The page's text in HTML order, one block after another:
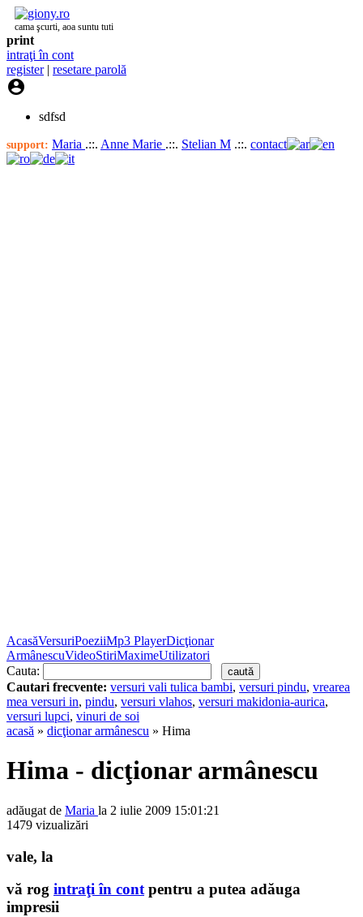
cama şcurti, aoa suntu tuti
print
intraţi în cont
register| resetare parolă

sdfsd
support: Maria .::. Anne Marie .::. Stelian M .::. contact
AcasăVersuriPoeziiMp3 PlayerDicţionar
ArmânescuVideoStiriMaximeUtilizatori
Cauta:
Cautari frecvente: versuri vali tulica bambi, versuri pindu, vrearea
mea versuri in, pindu, versuri vlahos, versuri makidonia-aurica,
versuri lupci, vinuri de soi
acasă » dicţionar armânescu » Hima
Hima - dicţionar armânescu
adăugat de Maria la 2 iulie 2009 15:01:21
1479 vizualizări
vale, la
vă rog intraţi în contpentru a putea adăuga
impresii